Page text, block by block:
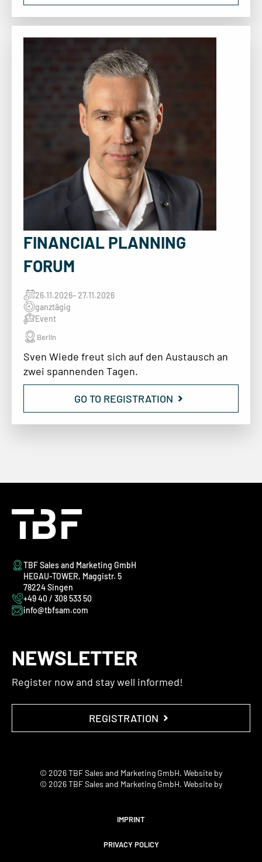
FINANCIAL PLANNING
FORUM
26.11.2026– 27.11.2026
ganztägig
Event
Berlin
Sven Wiede freut sich auf den Austausch an
zwei spannenden Tagen.
GO TO REGISTRATION
TBF Sales and Marketing GmbH
HEGAU-TOWER, Maggistr. 5
78224 Singen
+49 40 / 308 533 50
info@tbfsam.com
NEWSLETTER
Register now and stay well informed!
REGISTRATION
© 2026 TBF Sales and Marketing GmbH. Website by
© 2026 TBF Sales and Marketing GmbH. Website by
IMPRINT
PRIVACY POLICY